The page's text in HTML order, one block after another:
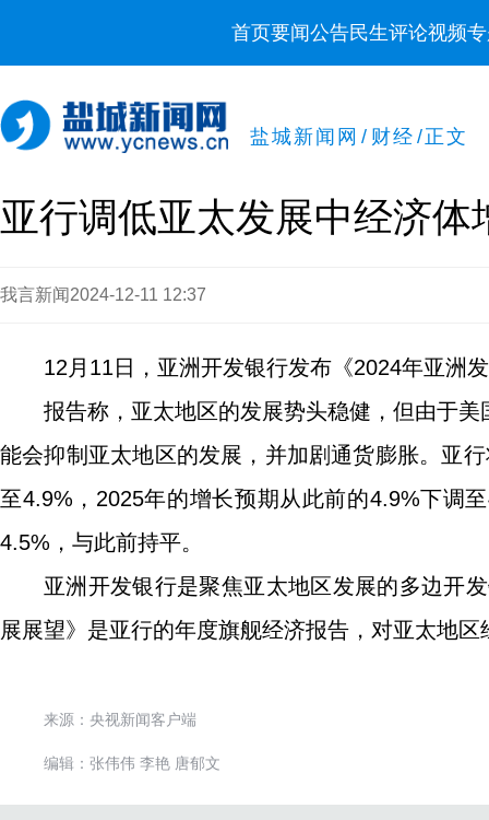
首页要闻公告民生评论视频
盐城新闻网 / 财经 /正文
亚行调低亚太发展中经济
我言新闻 2024-12-11 12:37
12月11日，亚洲开发银行发布《2024年亚洲
报告称，亚太地区的发展势头稳健，但由于
能会抑制亚太地区的发展，并加剧通货膨胀。亚
至4.9%，2025年的增长预期从此前的4.9%下调
4.5%，与此前持平。
亚洲开发银行是聚焦亚太地区发展的多边开
展展望》是亚行的年度旗舰经济报告，对亚太地
来源：央视新闻客户端
编辑：张伟伟 李艳 唐郁文